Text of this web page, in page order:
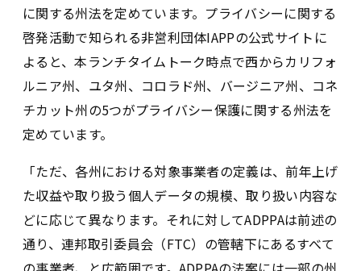
に関する州法を定めています。プライバシーに関する
啓発活動で知られる非営利団体IAPPの公式サイトに
よると、本ランチタイムトーク時点で西からカリフォ
ルニア州、ユタ州、コロラド州、バージニア州、コネ
チカット州の5つがプライバシー保護に関する州法を
定めています。
「ただ、各州における対象事業者の定義は、前年上げ
た収益や取り扱う個人データの規模、取り扱い内容な
どに応じて異なります。それに対してADPPAは前述の
通り、連邦取引委員会（FTC）の管轄下にあるすべて